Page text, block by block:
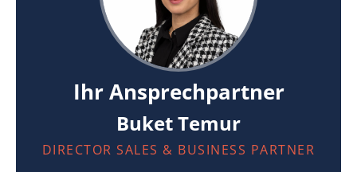
Ihr Ansprechpartner
Buket Temur
DIRECTOR SALES & BUSINESS PARTNER